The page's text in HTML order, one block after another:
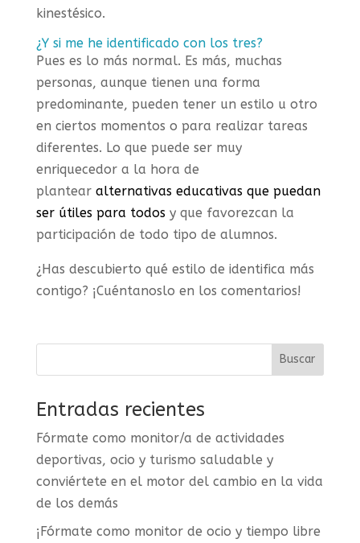
kinestésico.
¿Y si me he identificado con los tres?
Pues es lo más normal. Es más, muchas
personas, aunque tienen una forma
predominante, pueden tener un estilo u otro
en ciertos momentos o para realizar tareas
diferentes. Lo que puede ser muy
enriquecedor a la hora de
plantear alternativas educativas que puedan
ser útiles para todosy que favorezcan la
participación de todo tipo de alumnos.
¿Has descubierto qué estilo de identifica más
contigo? ¡Cuéntanoslo en los comentarios!
Entradas recientes
Fórmate como monitor/a de actividades
deportivas, ocio y turismo saludable y
conviértete en el motor del cambio en la vida
de los demás
¡Fórmate como monitor de ocio y tiempo libre